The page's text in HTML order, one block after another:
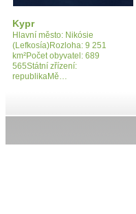
Kypr
Hlavní město: Nikósie
(Lefkosía)Rozloha: 9 251
km²Počet obyvatel: 689
565Státní zřízení:
republikaMě…